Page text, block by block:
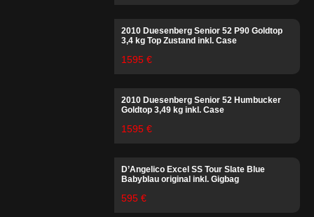
2010 Duesenberg Senior 52 P90 Goldtop
3,4 kg Top Zustand inkl. Case
1595 €
2010 Duesenberg Senior 52 Humbucker
Goldtop 3,49 kg inkl. Case
1595 €
D’Angelico Excel SS Tour Slate Blue
Babyblau original inkl. Gigbag
595 €